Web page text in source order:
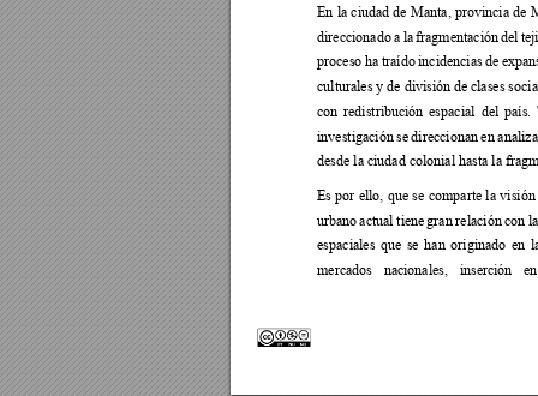
En la ciudad de Manta, provincia de
direccionado a la fragmentación del
proceso ha traído incidencias de e
culturales y de división de clases
con redistribución espacial del país.
investigación se direccionan en
desde la ciudad colonial hasta la
Es por ello, que se comparte la visión
urbano actual tiene gran relación con
espaciales que se han originado en
mercados
nacionales, inserción